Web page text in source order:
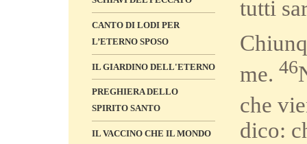
CANTO DI LODI PER
L’ETERNO SPOSO
IL GIARDINO DELL'ETERNO
PREGHIERA DELLO
SPIRITO SANTO
IL VACCINO CHE IL MONDO
tutti
me. 46
che
dico: